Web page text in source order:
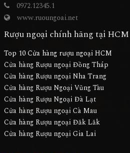
0972.12345.1
www.ruoungoai.net
Rượu ngoại chính hãng tại HCM
Top 10 Cửa hàng rượu ngoại HCM
Cửa hàng Rượu ngoại Đồng Tháp
Cửa hàng Rượu ngoại Nha Trang
Cửa hàng Rượu Ngoại Vũng Tàu
Cửa hàng Rượu Ngoại Đà Lạt
Cửa hàng Rượu ngoại Cà Mau
Cửa hàng Rượu ngoại Đăk Lăk
Cửa hàng Rượu ngoại Gia Lai